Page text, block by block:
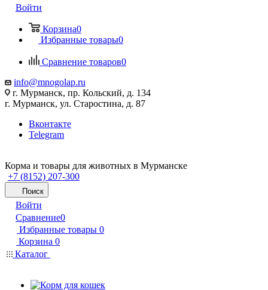
Войти
Корзина0
Избранные товары0
Сравнение товаров0
info@mnogolap.ru
г. Мурманск, пр. Кольский, д. 134
г. Мурманск, ул. Старостина, д. 87
Вконтакте
Telegram
Корма и товары для животных в Мурманске
+7 (8152) 207-300
Поиск
Войти
Сравнение0
Избранные товары 0
Корзина 0
Каталог